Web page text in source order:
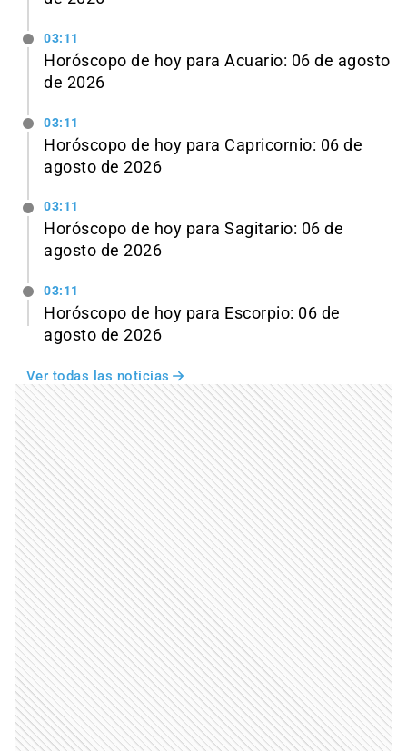
03:11
Horóscopo de hoy para Acuario: 06 de agosto
de 2026
03:11
Horóscopo de hoy para Capricornio: 06 de
agosto de 2026
03:11
Horóscopo de hoy para Sagitario: 06 de
agosto de 2026
03:11
Horóscopo de hoy para Escorpio: 06 de
agosto de 2026
Ver todas las noticias